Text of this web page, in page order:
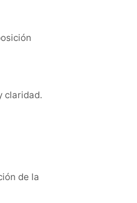
claridad.
de la